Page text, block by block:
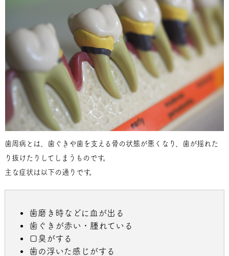
歯周病とは、歯ぐきや歯を支える骨の状態が悪くなり、歯が揺れた
り抜けたりしてしまうものです。
主な症状は以下の通りです。
歯磨き時などに血が出る
歯ぐきが赤い・腫れている
口臭がする
歯の浮いた感じがする